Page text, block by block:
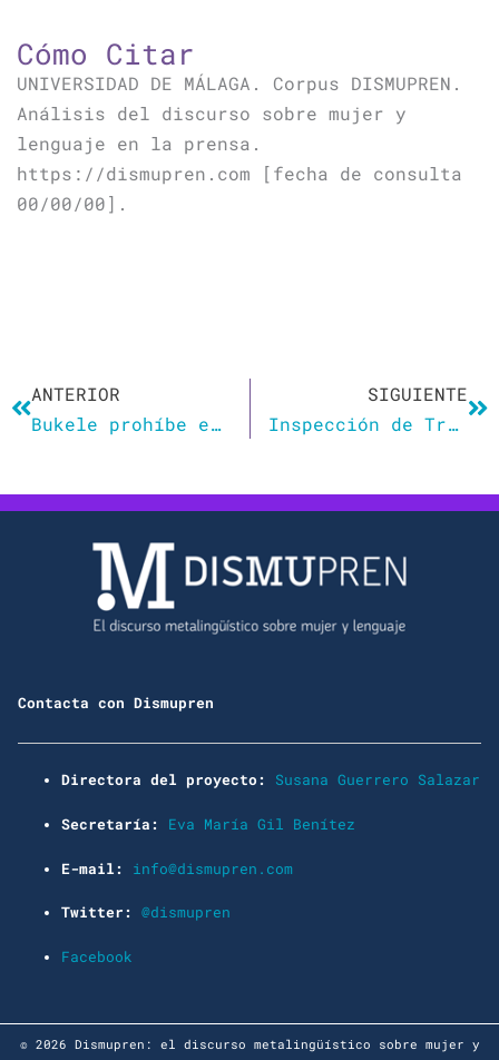
Cómo Citar
UNIVERSIDAD DE MÁLAGA. Corpus DISMUPREN.
Análisis del discurso sobre mujer y
lenguaje en la prensa.
https://dismupren.com [fecha de consulta
00/00/00].
ANTERIOR
Bukele prohíbe el lenguaje inclusivo en los centros educativos públicos de El Salvador
SIGUIENTE
Inspección de Trabajo comienza a usar lenguaje inclusivo en sus comunicaciones oficiales
Contacta con Dismupren
Directora del proyecto: Susana Guerrero Salazar
Secretaría: Eva María Gil Benítez
E-mail: info@dismupren.com
Twitter: @dismupren
Facebook
© 2026 Dismupren: el discurso metalingüístico sobre mujer y